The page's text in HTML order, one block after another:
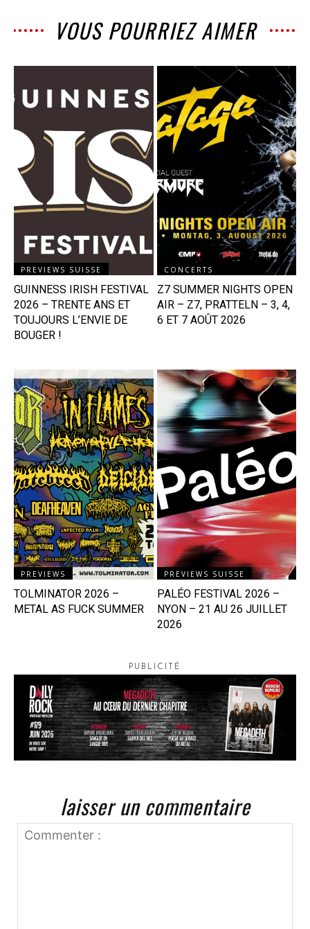
VOUS POURRIEZ AIMER
PREVIEWS SUISSE
GUINNESS IRISH FESTIVAL
2026 – TRENTE ANS ET
TOUJOURS L’ENVIE DE
BOUGER !
CONCERTS
Z7 SUMMER NIGHTS OPEN
AIR – Z7, PRATTELN – 3, 4,
6 ET 7 AOÛT 2026
PREVIEWS
TOLMINATOR 2026 –
METAL AS FUCK SUMMER
PREVIEWS SUISSE
PALÉO FESTIVAL 2026 –
NYON – 21 AU 26 JUILLET
2026
PUBLICITÉ
laisser un commentaire